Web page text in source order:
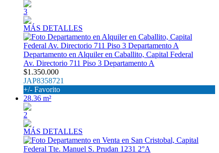
3
MÁS DETALLES
Departamento en Alquiler en Caballito, Capital Federal
Av. Directorio 711 Piso 3 Departamento A
$1.350.000
JAP8358721
+/- Favorito
28.36 m²
2
MÁS DETALLES